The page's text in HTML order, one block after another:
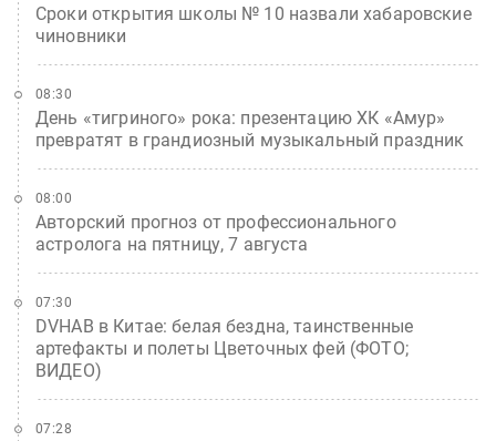
Сроки открытия школы № 10 назвали хабаровские
чиновники
День «тигриного» рока: презентацию ХК «Амур»
превратят в грандиозный музыкальный праздник
08:30
Авторский прогноз от профессионального
астролога на пятницу, 7 августа
08:00
DVHAB в Китае: белая бездна, таинственные
артефакты и полеты Цветочных фей (ФОТО;
ВИДЕО)
07:30
07:28